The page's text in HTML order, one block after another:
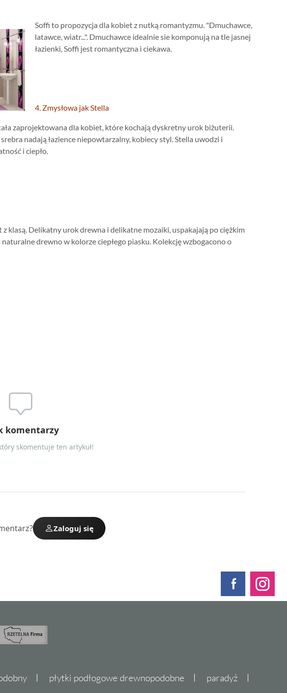
Soffi to propozycja dla kobiet z nutką romantyzmu. "Dmuchawce,
latawce, wiatr...". Dmuchawce idealnie sie komponują na tle jasnej
łazienki, Soffi jest romantyczna i ciekawa.
4. Zmysłowa jak Stella
zaprojektowana dla kobiet, które kochają dyskretny urok biżuterii.
nadają łazience niepowtarzalny, kobiecy styl. Stella uwodzi i
i ciepło.
z klasą. Delikatny urok drewna i delikatne mozaiki, uspakajają po ciężkim
drewno w kolorze ciepłego piasku. Kolekcję wzbogacono o
komentarzy
skomentuje ten artykuł!
Zaloguj się
płytki podłogowe drewnopodobne paradyż